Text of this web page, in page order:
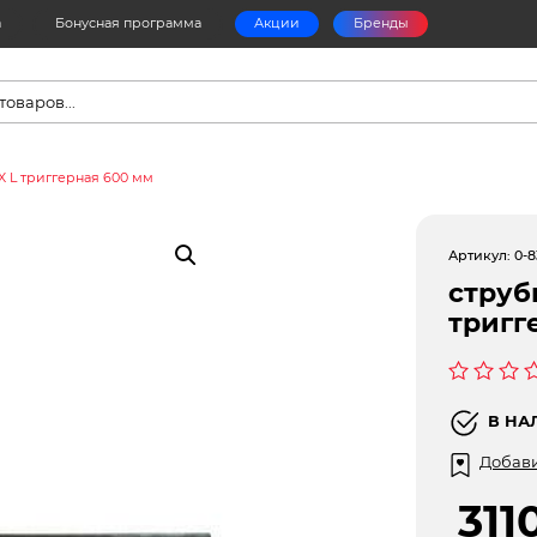
Бонусная программа Акции Бренды
L триггерная 600 мм
Артикул:0-
0
из
5
В